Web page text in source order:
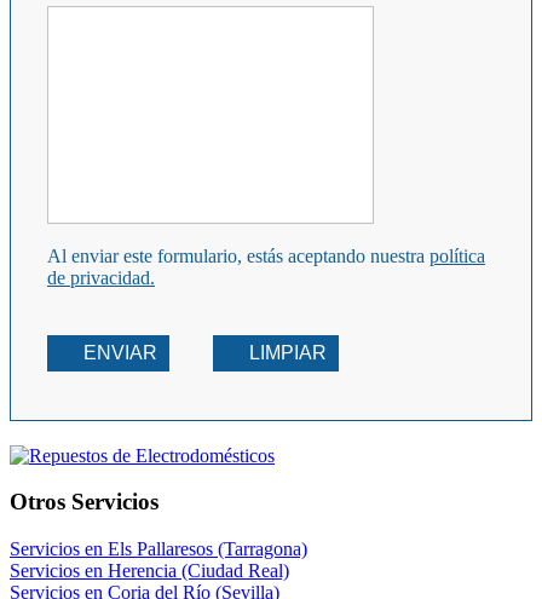
Al enviar este formulario, estás aceptando nuestra política
de privacidad.
ENVIAR LIMPIAR
Otros Servicios
Servicios en Els Pallaresos (Tarragona)
Servicios en Herencia (Ciudad Real)
Servicios en Coria del Río (Sevilla)